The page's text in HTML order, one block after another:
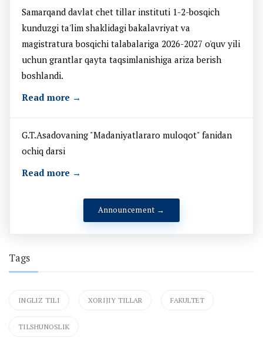
Samarqand davlat chet tillar instituti 1-2-bosqich
kunduzgi ta'lim shaklidagi bakalavriyat va
magistratura bosqichi talabalariga 2026-2027 o'quv yili
uchun grantlar qayta taqsimlanishiga ariza berish
boshlandi.
Read more →
G.T.Asadovaning "Madaniyatlararo muloqot" fanidan
ochiq darsi
Read more →
Announcement →
Tags
INGLIZ TILI XORIJIY TILLAR FAKULTET
TILSHUNOSLIK